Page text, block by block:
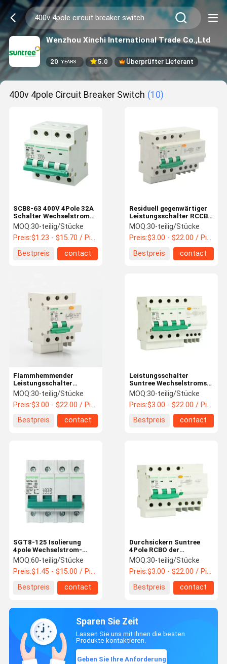
Wenzhou Xinchi International Trade Co.,Ltd
20 YEARS 5.0 Überprüfter Lieferant
400v 4pole Circuit Breaker Switch (10)
SCB8-63 400V 4Pole 32A
Schalter Wechselstroms
MCB Iec-TUV
MOQ:30-teilig/Stücke
Preis:$1.23 - $15.70 / Piece
Bestpreis
contact
Residuell gegenwärtiger
Leistungsschalter RCCB
ELCB SCB8LE
MOQ:30-teilig/Stücke
Preis:$3.00 - $22.00 / Piece
Bestpreis
contact
Flammhemmender
Leistungsschalter
IEC60898 RCD SCB8LE
RCBO
MOQ:30-teilig/Stücke
Preis:$3.00 - $22.00 / Piece
Bestpreis
contact
Leistungsschalter
Suntree Wechselstroms
4P 63A 30ma RCBO
MOQ:30-teilig/Stücke
Preis:$3.00 - $22.00 / Piece
Bestpreis
contact
SGT8-125 Isolierung
4pole Wechselstrom-
Trenner-Schalter
MOQ:60-teilig/Stücke
Preis:$1.45 - $15.00 / Piece
Bestpreis
contact
Durchsickern Suntree
4Pole RCBO der
Erde16amp
Leistungsschalter
MOQ:30-teilig/Stücke
Preis:$3.00 - $22.00 / Piece
Bestpreis
contact
Sparen Sie Zeit
Lassen Sie uns mit Ihnen die besten
Produkte kontaktieren.
Geben Sie Ihre Anforderung